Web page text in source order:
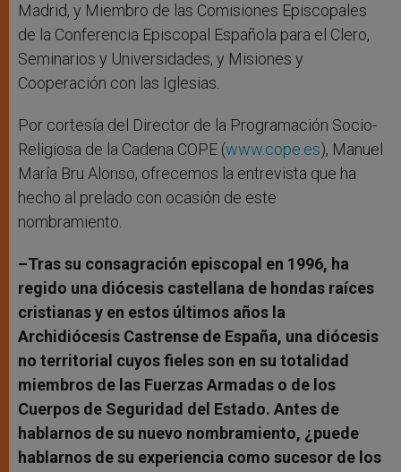
Madrid, y Miembro de las Comisiones Episcopales
de la Conferencia Episcopal Española para el Clero,
Seminarios y Universidades, y Misiones y
Cooperación con las Iglesias.
Por cortesía del Director de la Programación Socio-
Religiosa de la Cadena COPE (www.cope.es), Manuel
María Bru Alonso, ofrecemos la entrevista que ha
hecho al prelado con ocasión de este
nombramiento.
–Tras su consagración episcopal en 1996, ha
regido una diócesis castellana de hondas raíces
cristianas y en estos últimos años la
Archidiócesis Castrense de España, una diócesis
no territorial cuyos fieles son en su totalidad
miembros de las Fuerzas Armadas o de los
Cuerpos de Seguridad del Estado. Antes de
hablarnos de su nuevo nombramiento, ¿puede
hablarnos de su experiencia como sucesor de los